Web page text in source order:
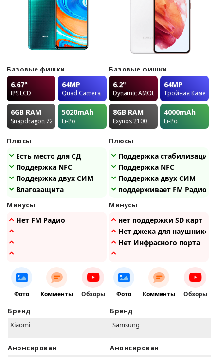
Базовые фишки
6.67"
IPS LCD
64MP
Quad Camera
6GB RAM
Snapdragon 720G
5020mAh
Li-Po
Плюсы
Есть место для СД
Поддержка NFC
Поддержка двух СИМ
Влагозащита
Минусы
Нет FM Радио
Фото Комменты Обзоры
Бренд
Xiaomi
Анонсирован
Базовые фишки
6.2"
Dynamic AMOLED 2X
64MP
Тройная Камера
8GB RAM
Exynos 2100
4000mAh
Li-Po
Плюсы
Поддержка стабилизации
Поддержка NFC
Поддержка двух СИМ
поддерживает FM Радио
Минусы
нет поддержки SD карт
Нет джека для наушников
Нет Инфрасного порта
Фото Комменты Обзоры
Бренд
Samsung
Анонсирован